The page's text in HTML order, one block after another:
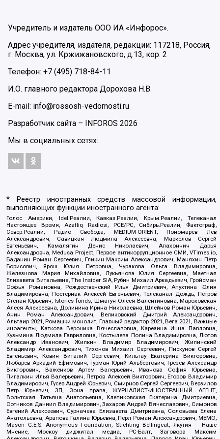
Учредитель и издатель ООО ИА «Инфорос».
Адрес учредителя, издателя, редакции: 117218, Россия,
г. Москва, ул. Кржижановского, д.13, кор. 2
Телефон: +7 (495) 718-84-11
И.О. главного редактора Дорохова Н.В.
E-mail: info@rossosh-vedomosti.ru
Разработчик сайта – INFOROS 2026
Мы в социальных сетях:
* Реестр иностранных средств массовой информации,
выполняющих функции иностранного агента:
Голос Америки, Idel.Реалии, Кавказ.Реалии, Крым.Реалии, Телеканал
Настоящее Время, Azatliq Radiosi, PCE/PC, Сибирь.Реалии, Фактограф,
Север.Реалии, Радио Свобода, MEDIUM-ORIENT, Пономарев Лев
Александрович, Савицкая Людмила Алексеевна, Маркелов Сергей
Евгеньевич, Камалягин Денис Николаевич, Апахончич Дарья
Александровна, Medusa Project, Первое антикоррупционное СМИ, VTimes.io,
Баданин Роман Сергеевич, Гликин Максим Александрович, Маняхин Петр
Борисович, Ярош Юлия Петровна, Чуракова Ольга Владимировна,
Железнова Мария Михайловна, Лукьянова Юлия Сергеевна, Маетная
Елизавета Витальевна, The Insider SIA, Рубин Михаил Аркадьевич, Гройсман
Софья Романовна, Рождественский Илья Дмитриевич, Апухтина Юлия
Владимировна, Постернак Алексей Евгеньевич, Телеканал Дождь, Петров
Степан Юрьевич, Istories fonds, Шмагун Олеся Валентиновна, Мароховская
Алеся Алексеевна, Долинина Ирина Николаевна, Шлейнов Роман Юрьевич,
Анин Роман Александрович, Великовский Дмитрий Александрович,
Альтаир 2021, Ромашки монолит, Главный редактор 2021, Вега 2021, Важные
иноагенты, Каткова Вероника Вячеславовна, Карезина Инна Павловна,
Кузьмина Людмила Гавриловна, Костылева Полина Владимировна, Лютов
Александр Иванович, Жилкин Владимир Владимирович, Жилинский
Владимир Александрович, Тихонов Михаил Сергеевич, Пискунов Сергей
Евгеньевич, Ковин Виталий Сергеевич, Кильтау Екатерина Викторовна,
Любарев Аркадий Ефимович, Гурман Юрий Альбертович, Грезев Александр
Викторович, Важенков Артем Валерьевич, Иванова София Юрьевна,
Пигалкин Илья Валерьевич, Петров Алексей Викторович, Егоров Владимир
Владимирович, Гусев Андрей Юрьевич, Смирнов Сергей Сергеевич, Верзилов
Петр Юрьевич, ЗП, Зона права, ЖУРНАЛИСТ-ИНОСТРАННЫЙ АГЕНТ,
Вольтская Татьяна Анатольевна, Клепиковская Екатерина Дмитриевна,
Сотников Даниил Владимирович, Захаров Андрей Вячеславович, Симонов
Евгений Алексеевич, Сурначева Елизавета Дмитриевна, Соловьева Елена
Анатольевна, Арапова Галина Юрьевна, Перл Роман Александрович, МЕМО,
Mason G.E.S. Anonymous Foundation, Stichting Bellingcat, Якутия – Наше
Мнение, Москоу диджитал медиа, РС-Балт, Заговора Максим